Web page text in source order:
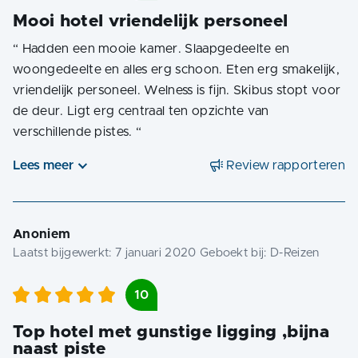
Mooi hotel vriendelijk personeel
“ Hadden een mooie kamer. Slaapgedeelte en
woongedeelte en alles erg schoon. Eten erg smakelijk,
vriendelijk personeel. Welness is fijn. Skibus stopt voor
de deur. Ligt erg centraal ten opzichte van
verschillende pistes. “
Lees meer Review rapporteren
Anoniem
Laatst bijgewerkt:7 januari 2020 Geboekt bij: D-Reizen
10
Top hotel met gunstige ligging ,bijna
naast piste